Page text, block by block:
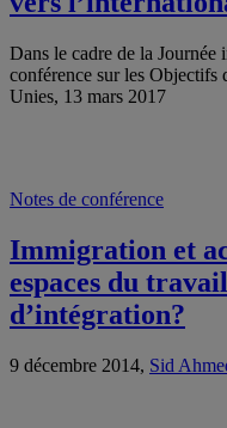
Dans le cadre de la Journée
conférence sur les Objectifs
Unies, 13 mars 2017
Notes de conférence
Immigration et
espaces du
d’intégration?
9 décembre 2014, Sid